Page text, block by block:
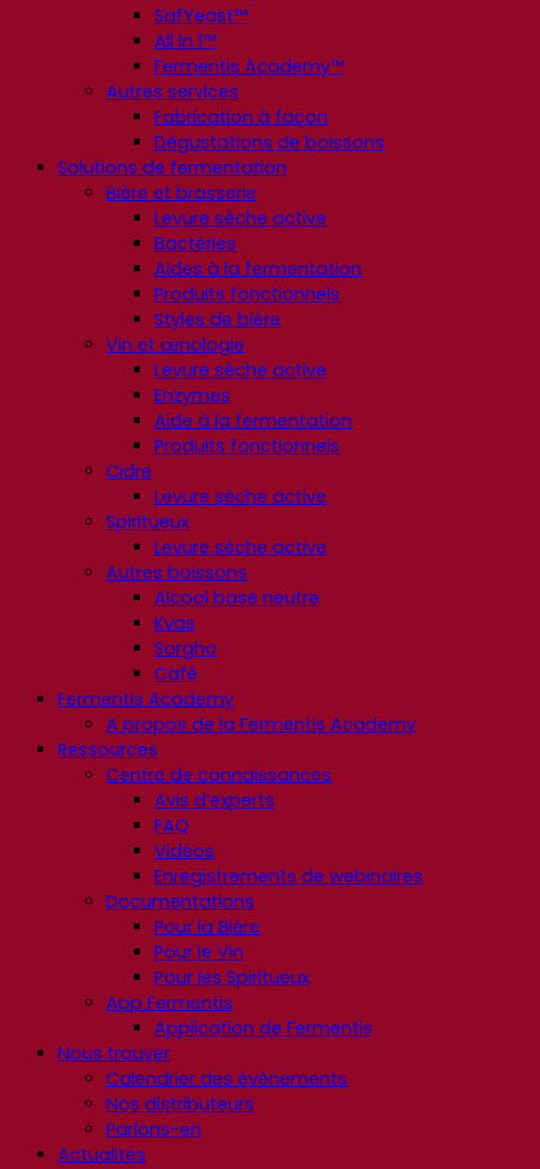
SafYeast™
All In 1™
Fermentis Academy™
Autres services
Fabrication à façon
Dégustations de boissons
Solutions de fermentation
Bière et brasserie
Levure sèche active
Bactéries
Aides à la fermentation
Produits fonctionnels
Styles de bière
Vin et œnologie
Levure sèche active
Enzymes
Aide à la fermentation
Produits fonctionnels
Cidre
Levure sèche active
Spiritueux
Levure sèche active
Autres boissons
Alcool base neutre
Kvas
Sorgho
Café
Fermentis Academy
A propos de la Fermentis Academy
Ressources
Centre de connaissances
Avis d’experts
FAQ
Vidéos
Enregistrements de webinaires
Documentations
Pour la Bière
Pour le Vin
Pour les Spiritueux
App Fermentis
Application de Fermentis
Nous trouver
Calendrier des événements
Nos distributeurs
Parlons-en
Actualités